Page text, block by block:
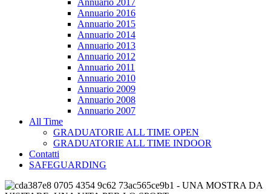
Annuario 2017
Annuario 2016
Annuario 2015
Annuario 2014
Annuario 2013
Annuario 2012
Annuario 2011
Annuario 2010
Annuario 2009
Annuario 2008
Annuario 2007
All Time
GRADUATORIE ALL TIME OPEN
GRADUATORIE ALL TIME INDOOR
Contatti
SAFEGUARDING